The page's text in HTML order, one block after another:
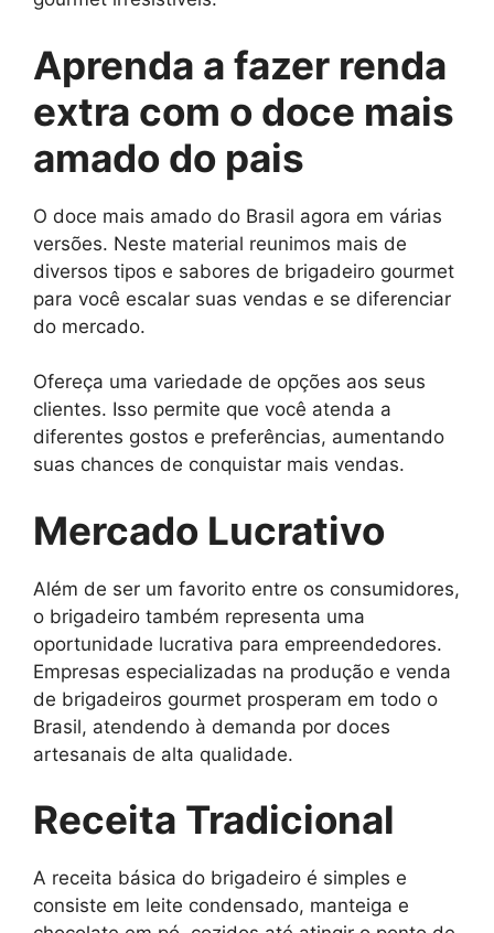
Aprenda a fazer renda
extra com o doce mais
amado do pais
O doce mais amado do Brasil agora em várias
versões. Neste material reunimos mais de
diversos tipos e sabores de brigadeiro gourmet
para você escalar suas vendas e se diferenciar
do mercado.
Ofereça uma variedade de opções aos seus
clientes. Isso permite que você atenda a
diferentes gostos e preferências, aumentando
suas chances de conquistar mais vendas.
Mercado Lucrativo
Além de ser um favorito entre os consumidores,
o brigadeiro também representa uma
oportunidade lucrativa para empreendedores.
Empresas especializadas na produção e venda
de brigadeiros gourmet prosperam em todo o
Brasil, atendendo à demanda por doces
artesanais de alta qualidade.
Receita Tradicional
A receita básica do brigadeiro é simples e
consiste em leite condensado, manteiga e